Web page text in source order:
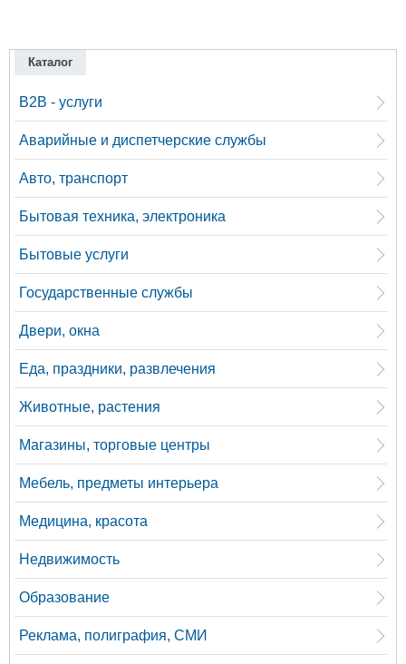
Каталог
B2B - услуги
Аварийные и диспетчерские службы
Авто, транспорт
Бытовая техника, электроника
Бытовые услуги
Государственные службы
Двери, окна
Еда, праздники, развлечения
Животные, растения
Магазины, торговые центры
Мебель, предметы интерьера
Медицина, красота
Недвижимость
Образование
Реклама, полиграфия, СМИ